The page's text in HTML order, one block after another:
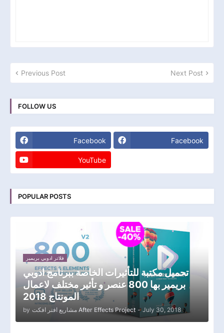
Previous Post Next Post
FOLLOW US
Facebook Facebook
YouTube
POPULAR POSTS
فلاتر ادوبي بريمير
تحميل مكتبة للتأثيرات الخاصة ببرنامج ادوبي
بريمير بها 800 عنصر و تأثير مختلف لاعمال
المونتاج 2018
by مشاريع افتر افكت After Effects Project - July 30, 2018